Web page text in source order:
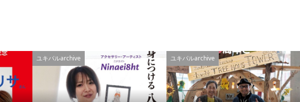
ユキパルarchive ユキパルarchive